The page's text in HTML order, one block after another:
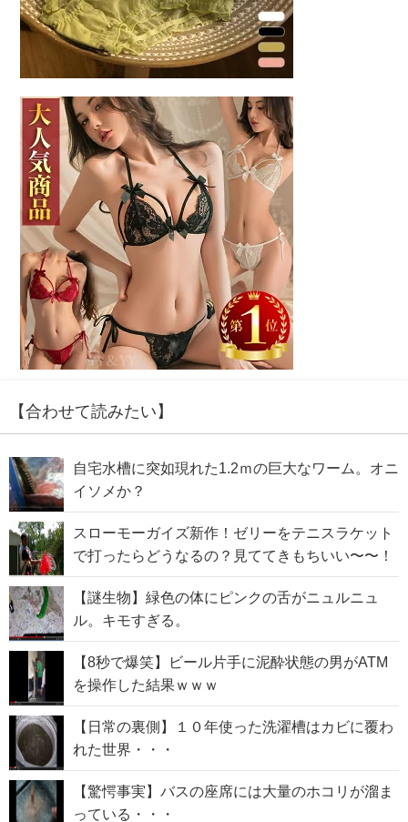
【合わせて読みたい】
自宅水槽に突如現れた1.2ｍの巨大なワーム。オニ
イソメか？
スローモーガイズ新作！ゼリーをテニスラケット
で打ったらどうなるの？見ててきもちいい〜〜！
【謎生物】緑色の体にピンクの舌がニュルニュ
ル。キモすぎる。
【8秒で爆笑】ビール片手に泥酔状態の男がATM
を操作した結果ｗｗｗ
【日常の裏側】１０年使った洗濯槽はカビに覆わ
れた世界・・・
【驚愕事実】バスの座席には大量のホコリが溜ま
っている・・・